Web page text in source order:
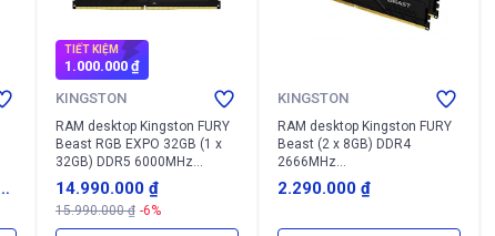
TIẾT KIỆM
1.000.000 ₫
KINGSTON
RAM desktop Kingston FURY
Beast RGB EXPO 32GB (1 x
32GB) DDR5 6000MHz
(KF560C36BBE2A-32)
14.990.000 ₫
15.990.000 ₫ -6%
KINGSTON
RAM desktop Kingston FURY
Beast (2 x 8GB) DDR4
2666MHz
(KF426C16BBK2/16)
2.290.000 ₫